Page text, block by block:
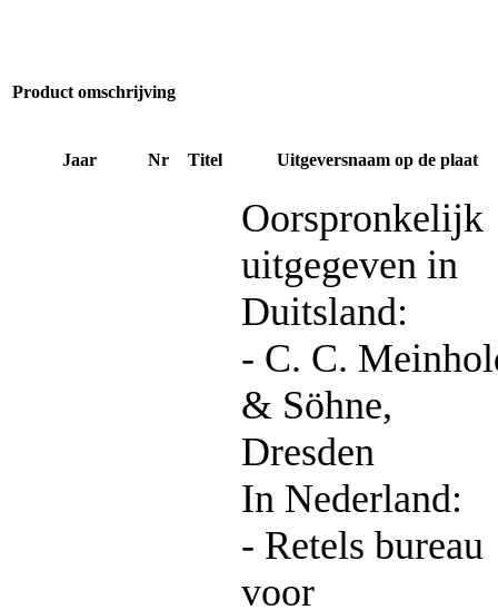
Product omschrijving
Jaar Nr Titel Uitgeversnaam op de plaat
Oorspronkelijk
uitgegeven in
Duitsland:
- C. C.
& Söhne,
Dresden
In Nederland:
- Retels bureau
voor